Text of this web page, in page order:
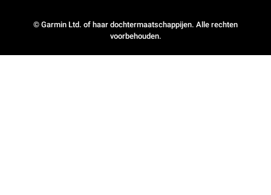
© Garmin Ltd. of haar dochtermaatschappijen. Alle rechten
voorbehouden.